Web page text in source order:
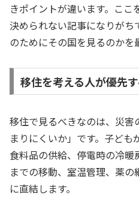
きポイントが違います。ここ
決められない記事になりがち
のためにその国を見るのかを
移住を考える人が優先
移住で見るべきなのは、災
まりにくいか」です。子ども
食料品の供給、停電時の冷
までの移動、室温管理、薬
に直結します。